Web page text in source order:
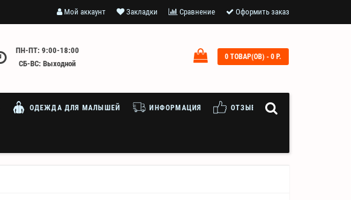
Мой аккаунт Закладки Сравнение Оформить заказ
ПН-ПТ: 9:00-18:00
СБ-ВС: Выходной
0 ТОВАР(ОВ) - 0 Р.
ОДЕЖДА ДЛЯ МАЛЫШЕЙ ИНФОРМАЦИЯ ОТЗЫВЫ